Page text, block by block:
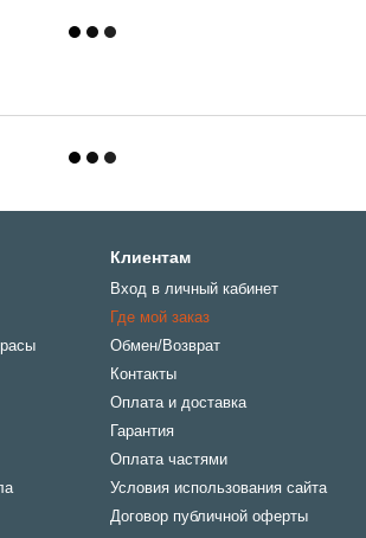
Клиентам
Вход в личный кабинет
Где мой заказ
Обмен/Возврат
Контакты
Оплата и доставка
Гарантия
Оплата частями
Условия использования сайта
Договор публичной оферты